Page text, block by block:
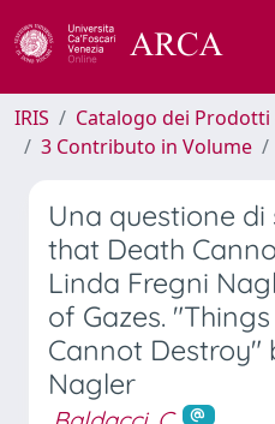
IRIS
Catalogo dei Prodotti
3 Contributo in Volume
Una questione
that Death
Linda Fregni
of Gazes.
Cannot Destroy"
Nagler